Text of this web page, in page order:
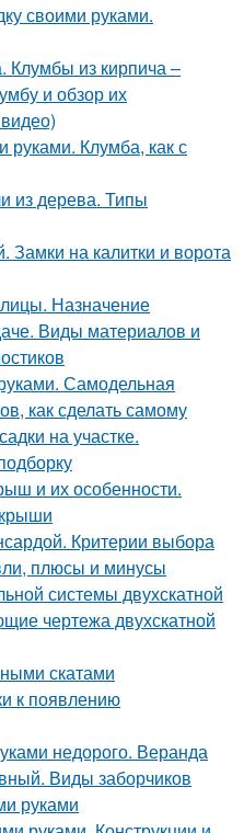
своими руками.
Клумбы из кирпича –
и обзор их
Клумба, как с
из дерева. Типы
Замки на калитки и ворота
Назначение
Виды материалов и
Самодельная
как сделать самому
на участке.
и их особенности.
Критерии выбора
плюсы и минусы
системы двухскатной
чертежа двухскатной
скатами
к появлению
недорого. Веранда
Виды заборчиков
руками